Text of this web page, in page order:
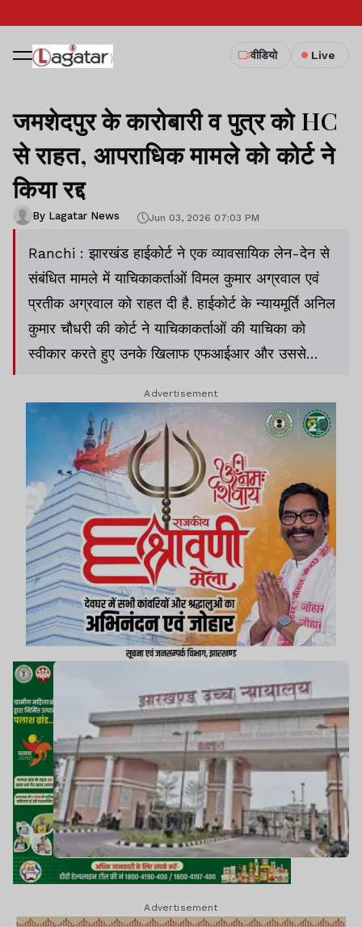
वीडियो Live
जमशेदपुर के कारोबारी व पुत्र को HC
से राहत, आपराधिक मामले को कोर्ट ने
किया रद्द
By Lagatar News Jun 03, 2026 07:03 PM
Ranchi : झारखंड हाईकोर्ट ने एक व्यावसायिक लेन-देन से
संबंधित मामले में याचिकाकर्ताओं विमल कुमार अग्रवाल एवं
प्रतीक अग्रवाल को राहत दी है. हाईकोर्ट के न्यायमूर्ति अनिल
कुमार चौधरी की कोर्ट ने याचिकाकर्ताओं की याचिका को
स्वीकार करते हुए उनके खिलाफ एफआईआर और उससे
Advertisement
Advertisement